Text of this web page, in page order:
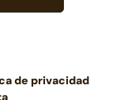
de privacidad